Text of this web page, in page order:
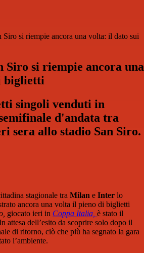
Siro si riempie ancora una volta: il dato sui
Siro si riempie ancora una
biglietti
singoli venduti in
d'andata tra
sera allo stadio San Siro.
stagionale tra Milan e Inter lo
ancora una volta il pieno di biglietti
giocato ieri in Coppa Italia, è stato il
attesa dell’esito da scoprire solo dopo il
di ritorno, ciò che più ha segnato la gara
l’ambiente.